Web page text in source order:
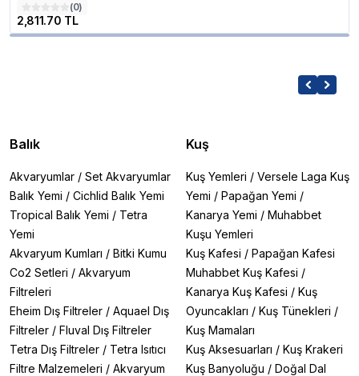
(0)
2,811.70 TL
Balık
Akvaryumlar / Set Akvaryumlar
Balık Yemi / Cichlid Balık Yemi
Tropical Balık Yemi / Tetra
Yemi
Akvaryum Kumları / Bitki Kumu
Co2 Setleri / Akvaryum
Filtreleri
Eheim Dış Filtreler / Aquael Dış
Filtreler / Fluval Dış Filtreler
Tetra Dış Filtreler / Tetra Isıtıcı
Filtre Malzemeleri / Akvaryum
Kuş
Kuş Yemleri / Versele Laga Kuş
Yemi / Papağan Yemi /
Kanarya Yemi / Muhabbet
Kuşu Yemleri
Kuş Kafesi / Papağan Kafesi
Muhabbet Kuş Kafesi /
Kanarya Kuş Kafesi / Kuş
Oyuncakları / Kuş Tünekleri /
Kuş Mamaları
Kuş Aksesuarları / Kuş Krakeri
Kuş Banyoluğu / Doğal Dal